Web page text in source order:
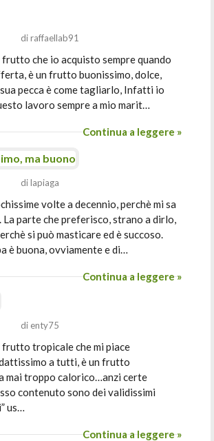
di raffaellab91
frutto che io acquisto sempre quando
è un frutto buonissimo, dolce,
pecca è come tagliarlo, Infatti io
lavoro sempre a mio marit…
Continua a leggere »
ma buono
di lapiaga
volte a decennio, perchè mi sa
parte che preferisco, strano a dirlo,
si può masticare ed è succoso.
è buona, ovviamente e di…
Continua a leggere »
di enty75
frutto tropicale che mi piace
a tutti, è un frutto
mai troppo calorico…anzi certe
contenuto sono dei validissimi
us…
Continua a leggere »